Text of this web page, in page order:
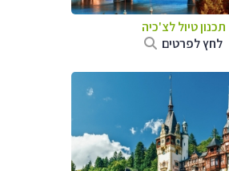
תכנון טיול לצ'כיה
לחץ לפרטים